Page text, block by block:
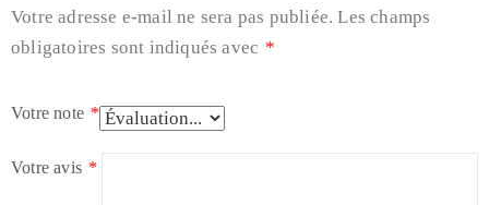
Votre adresse e-mail ne sera pas publiée. Les champs
obligatoires sont indiqués avec *
Votre note *
Votre avis *